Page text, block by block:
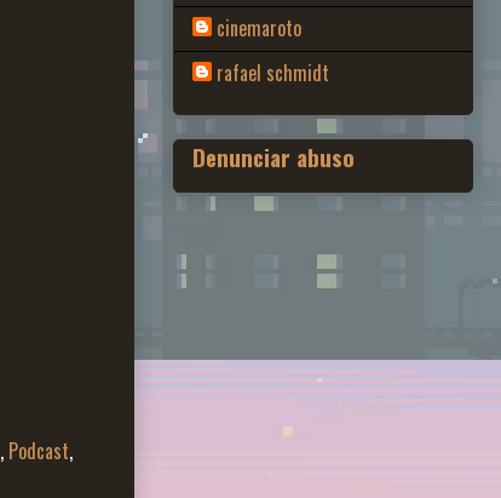
, Podcast,
cinemaroto
rafael schmidt
Denunciar abuso